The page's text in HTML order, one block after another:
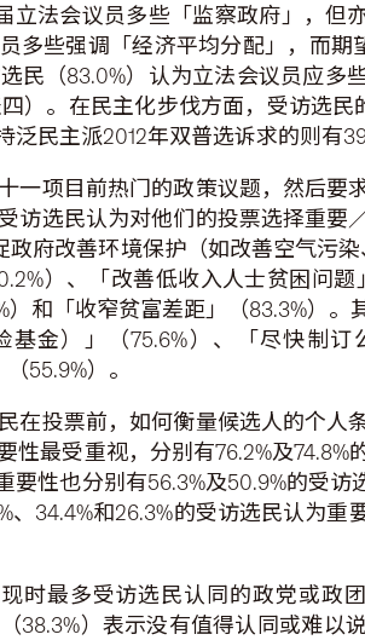
法会议员多些「监察政府」，但
多些强调「经济平均分配」，而
民（83.0%）认为立法会议员应多
）。在民主化步伐方面，受访选
民主派2012年双普选诉求的则有
一项目前热门的政策议题，然后要
访选民认为对他们的投票选择重要
府改善环境保护（如改善空气污
）、「改善低收入人士贫困问题
和「收窄贫富差距」（83.3%）
金）」（75.6%）、「尽快制订
55.9%）。
在投票前，如何衡量候选人的个人
最受重视，分别有76.2%及
性也分别有56.3%及50.9%的受
34.4%和26.3%的受访选民认为
时最多受访选民认同的政党或政
38.3%）表示没有值得认同或难以